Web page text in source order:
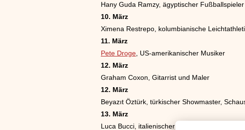
Hany Guda Ramzy, ägyptischer Fußballspieler
10. März
Ximena Restrepo, kolumbianische
11. März
Pete Droge , US-amerikanischer Musiker
12. März
Graham Coxon, Gitarrist und Maler
12. März
Beyazıt Öztürk, türkischer Showmaster,
13. März
Luca Bucci, italienischer Fußballtorhüter